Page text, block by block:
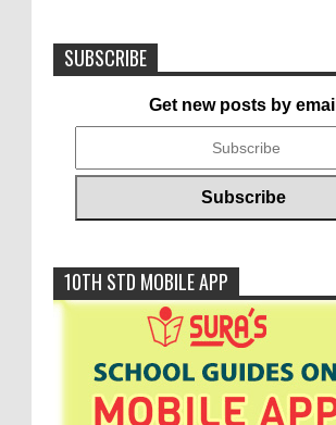
SUBSCRIBE
Get new posts by email
10TH STD MOBILE APP